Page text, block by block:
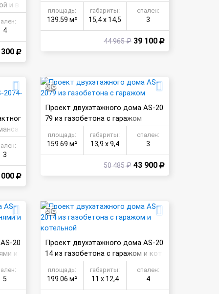
и в
4
площадь:
139.59 м²
габариты:
15,4 х 14,5
спален:
3
44 965 ₽ 39 100
3
Проект двухэтажного дома AS-20
79 из газобетона с гаражом
площадь:
159.69 м²
габариты:
13,9 х 9,4
спален:
3
50 485 ₽ 43 900
20
и
5
Проект двухэтажного дома AS-20
14 из газобетона с гаражом и кот
ельной
площадь:
199.06 м²
габариты:
11 х 12,4
спален:
4